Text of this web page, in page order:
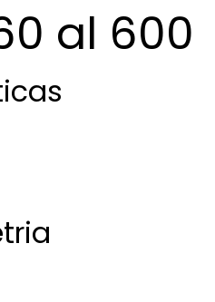
al 600